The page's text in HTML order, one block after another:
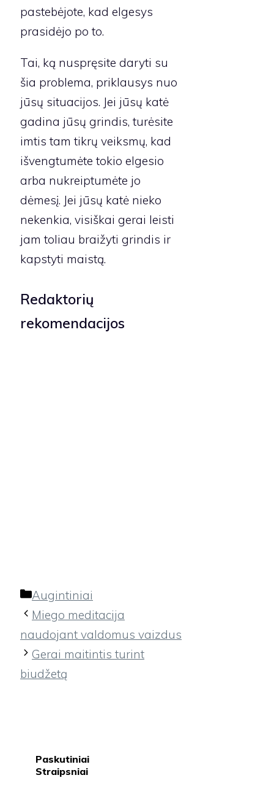
pastebėjote, kad elgesys
prasidėjo po to.
Tai, ką nuspręsite daryti su
šia problema, priklausys nuo
jūsų situacijos. Jei jūsų katė
gadina jūsų grindis, turėsite
imtis tam tikrų veiksmų, kad
išvengtumėte tokio elgesio
arba nukreiptumėte jo
dėmesį. Jei jūsų katė nieko
nekenkia, visiškai gerai leisti
jam toliau braižyti grindis ir
kapstyti maistą.
Redaktorių
rekomendacijos
Kategorijos
Augintiniai
Miego meditacija
naudojant valdomus vaizdus
Gerai maitintis turint
biudžetą
Paskutiniai
Straipsniai